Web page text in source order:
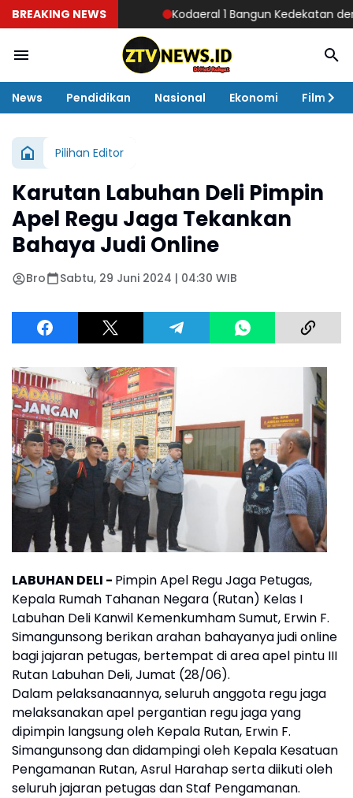
BREAKING NEWS Kodaeral 1 Bangun Kedekatan dengan
News Pendidikan Nasional Ekonomi Film
Pilihan Editor
Karutan Labuhan Deli Pimpin
Apel Regu Jaga Tekankan
Bahaya Judi Online
Bro Sabtu, 29 Juni 2024 | 04:30 WIB
LABUHAN DELI - Pimpin Apel Regu Jaga Petugas,
Kepala Rumah Tahanan Negara (Rutan) Kelas I
Labuhan Deli Kanwil Kemenkumham Sumut, Erwin F.
Simangunsong berikan arahan bahayanya judi online
bagi jajaran petugas, bertempat di area apel pintu III
Rutan Labuhan Deli, Jumat (28/06).
Dalam pelaksanaannya, seluruh anggota regu jaga
melaksanakan apel pergantian regu jaga yang
dipimpin langsung oleh Kepala Rutan, Erwin F.
Simangunsong dan didampingi oleh Kepala Kesatuan
Pengamanan Rutan, Asrul Harahap serta diikuti oleh
seluruh jajaran petugas dan Staf Pengamanan.